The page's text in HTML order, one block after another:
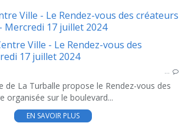
Ville - Le Rendez-vous des créateurs
- Mercredi 17 juillet 2024
…
de La Turballe propose le Rendez-vous des
organisée sur le boulevard...
EN SAVOIR PLUS